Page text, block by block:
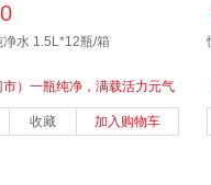
水 1.5L*12瓶/箱
市）一瓶纯净，满载活力元气
收藏 加入购物车